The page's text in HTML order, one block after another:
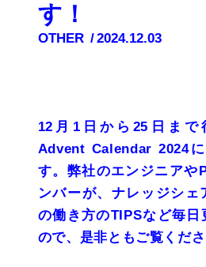
す！
OTHER 2024.12.03
12月1日から25日まで
Advent Calendar 2024
す。弊社のエンジニアや
ンバーが、ナレッジシェ
の働き方のTIPSなど毎日
ので、是非ともご覧くださ